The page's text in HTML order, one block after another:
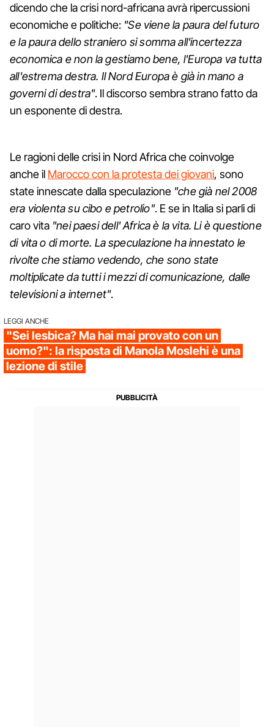
dicendo che la crisi nord-africana avrà ripercussioni
economiche e politiche: "Se viene la paura del futuro
e la paura dello straniero si somma all'incertezza
economica e non la gestiamo bene, l'Europa va tutta
all'estrema destra. Il Nord Europa è già in mano a
governi di destra". Il discorso sembra strano fatto da
un esponente di destra.
Le ragioni delle crisi in Nord Africa che coinvolge
anche il Marocco con la protesta dei giovani, sono
state innescate dalla speculazione "che già nel 2008
era violenta su cibo e petrolio". E se in Italia si parli di
caro vita "nei paesi dell' Africa è la vita. Li è questione
di vita o di morte. La speculazione ha innestato le
rivolte che stiamo vedendo, che sono state
moltiplicate da tutti i mezzi di comunicazione, dalle
televisioni a internet".
LEGGI ANCHE
"Sei lesbica? Ma hai mai provato con un
uomo?": la risposta di Manola Moslehi è una
lezione di stile